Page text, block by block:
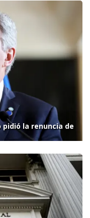
pidió la renuncia de